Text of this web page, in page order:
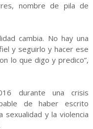
nombre de pila de
cambia. No hay una
y seguirlo y hacer ese
lo que digo y predico”,
durante una crisis
de haber escrito
sexualidad y la violencia